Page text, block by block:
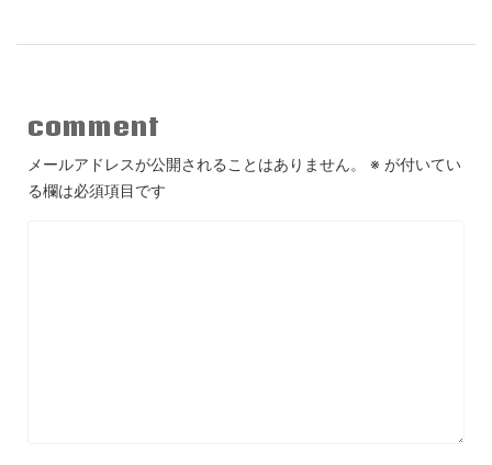
comment
メールアドレスが公開されることはありません。 ※ が付いてい
る欄は必須項目です